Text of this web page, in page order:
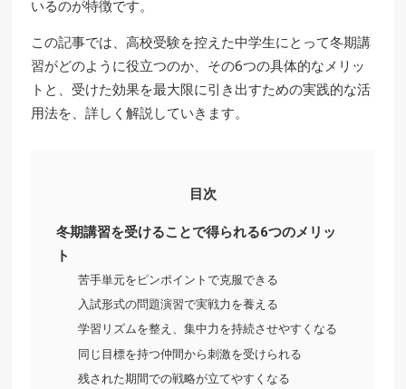
いるのが特徴です。
この記事では、高校受験を控えた中学生にとって冬期講
習がどのように役立つのか、その6つの具体的なメリッ
トと、受けた効果を最大限に引き出すための実践的な活
用法を、詳しく解説していきます。
目次
冬期講習を受けることで得られる6つのメリッ
ト
苦手単元をピンポイントで克服できる
入試形式の問題演習で実戦力を養える
学習リズムを整え、集中力を持続させやすくなる
同じ目標を持つ仲間から刺激を受けられる
残された期間での戦略が立てやすくなる